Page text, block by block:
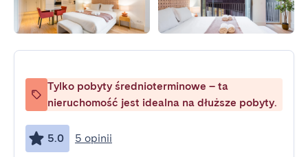
Tylko pobyty średnioterminowe – ta
nieruchomość jest idealna na dłuższe pobyty.
5.0 5 opinii